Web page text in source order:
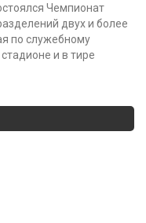
Чемпионат
двух и более
по служебному
и в тире